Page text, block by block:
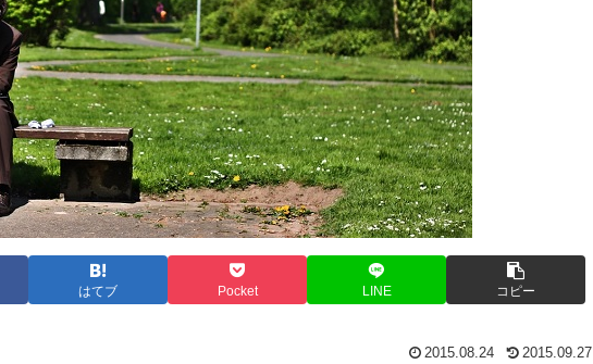
はてブ Pocket LINE コピー
2015.08.24 2015.09.27